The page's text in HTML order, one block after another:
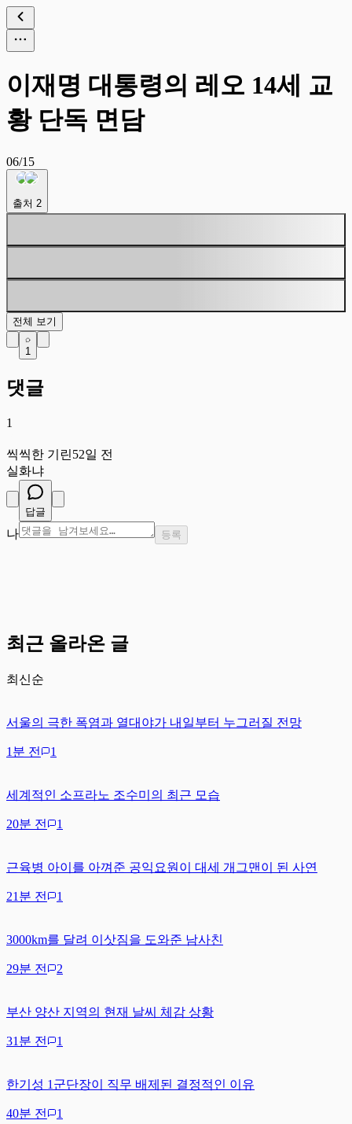
이재명 대통령의 레오 14세 교
황 단독 면담
06/15
출처 2
전체 보기
1
댓글
1
씩씩한 기린52일 전
실화냐
답글
나 등록
최근 올라온 글
최신순
서울의 극한 폭염과 열대야가 내일부터 누그러질 전망
1분 전 1
세계적인 소프라노 조수미의 최근 모습
20분 전 1
근육병 아이를 아껴준 공익요원이 대세 개그맨이 된 사연
21분 전 1
3000km를 달려 이삿짐을 도와준 남사친
29분 전 2
부산 양산 지역의 현재 날씨 체감 상황
31분 전 1
한기성 1군단장이 직무 배제된 결정적인 이유
40분 전 1